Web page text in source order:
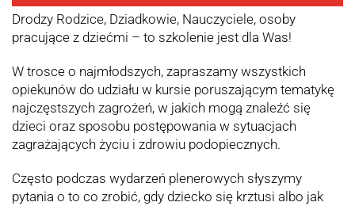
Drodzy Rodzice, Dziadkowie, Nauczyciele, osoby
pracujące z dziećmi – to szkolenie jest dla Was!
W trosce o najmłodszych, zapraszamy wszystkich
opiekunów do udziału w kursie poruszającym tematykę
najczęstszych zagrożeń, w jakich mogą znaleźć się
dzieci oraz sposobu postępowania w sytuacjach
zagrażających życiu i zdrowiu podopiecznych.
Często podczas wydarzeń plenerowych słyszymy
pytania o to co zrobić, gdy dziecko się krztusi albo jak